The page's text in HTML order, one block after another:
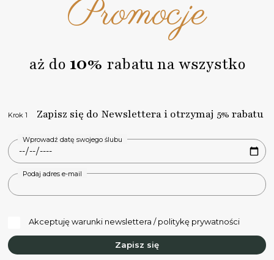
informujemy o zmianach statusów za pośrednictwem
poczty email.Promocje
aż do 10% rabatu na wszystko
Krok 1 Zapisz się do Newslettera i otrzymaj 5% rabatu
Wprowadź datę swojego ślubu
Podaj adres e-mail
Akceptuję warunki newslettera / politykę prywatności
Zapisz się